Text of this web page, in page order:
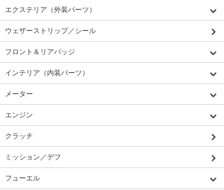
エクステリア（外装パーツ）
ウェザーストリップ／シール
フロント＆リアバッジ
インテリア（内装パーツ）
メーター
エンジン
クラッチ
ミッション／デフ
フューエル